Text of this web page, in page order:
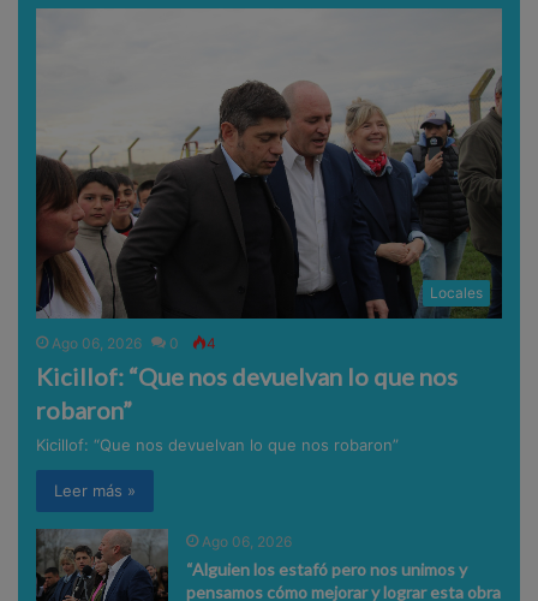
Locales
Ago 06, 2026 0 4
Kicillof: “Que nos devuelvan lo que nos
robaron”
Kicillof: “Que nos devuelvan lo que nos robaron”
Leer más »
Ago 06, 2026
“Alguien los estafó pero nos unimos y
pensamos cómo mejorar y lograr esta obra